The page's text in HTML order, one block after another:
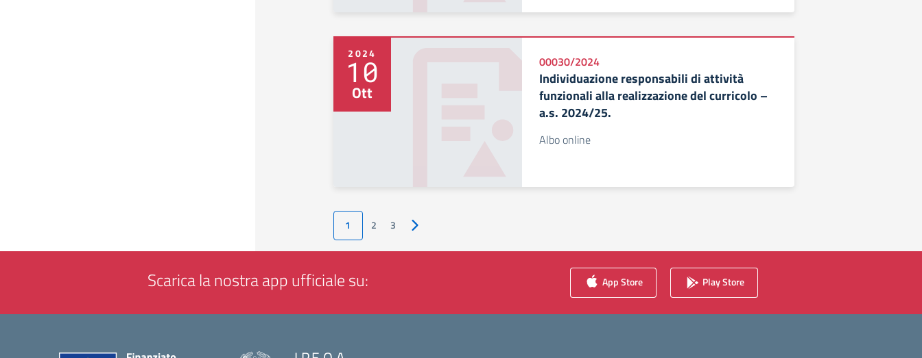
2024
10
Ott
00030/2024
Individuazione responsabili di attività
funzionali alla realizzazione del curricolo –
a.s. 2024/25.
Albo online
1 2 3 Pagina successiva
Scarica la nostra app ufficiale su: App Store Play Store